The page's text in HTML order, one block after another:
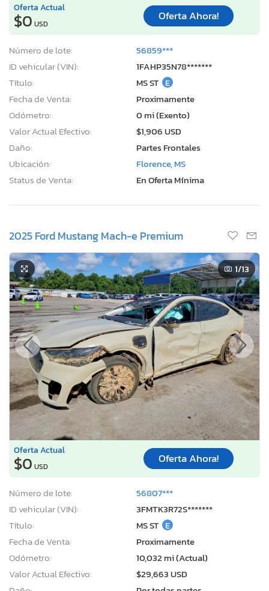
Oferta Actual
$0 USD
Oferta Ahora!
Número de lote:
56859***
ID vehicular (VIN):
1FAHP35N78*******
Título:
MS ST E
Fecha de Venta:
Proximamente
Odómetro:
0 mi (Exento)
Valor Actual Efectivo:
$1,906 USD
Daño:
Partes Frontales
Ubicación:
Florence, MS
Status de Venta:
En Oferta Mínima
2025 Ford Mustang Mach-e Premium
1/13
Oferta Actual
$0 USD
Oferta Ahora!
Número de lote:
56807***
ID vehicular (VIN):
3FMTK3R72S*******
Título:
MS ST E
Fecha de Venta:
Proximamente
Odómetro:
10,032 mi (Actual)
Valor Actual Efectivo:
$29,663 USD